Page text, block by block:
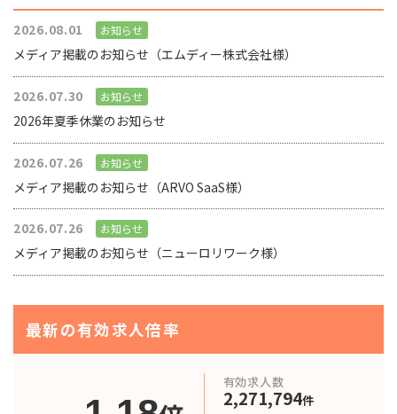
2026.08.01 お知らせ
メディア掲載のお知らせ（エムディー株式会社様）
2026.07.30 お知らせ
2026年夏季休業のお知らせ
2026.07.26 お知らせ
メディア掲載のお知らせ（ARVO SaaS様）
2026.07.26 お知らせ
メディア掲載のお知らせ（ニューロリワーク様）
最新の有効求人倍率
有効求人数
2,271,794件